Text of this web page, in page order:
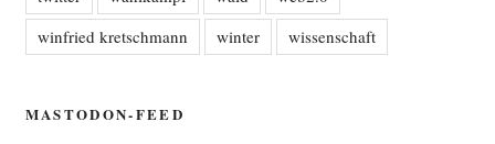
winfried kretschmann
winter wissenschaft
MASTODON-FEED